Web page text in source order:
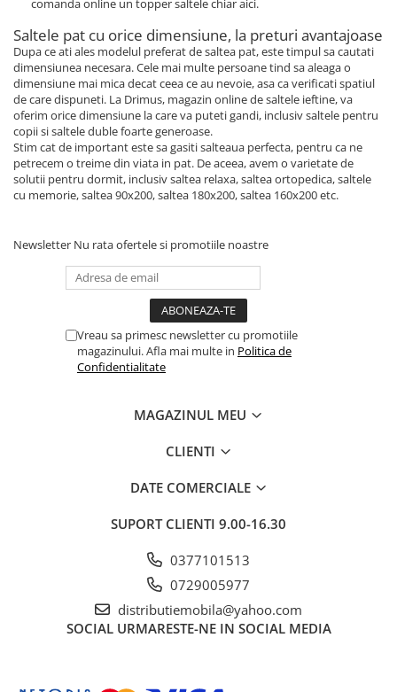
comanda online un topper saltele chiar aici.
Saltele pat cu orice dimensiune, la preturi avantajoase
Dupa ce ati ales modelul preferat de saltea pat, este timpul sa cautati
dimensiunea necesara. Cele mai multe persoane tind sa aleaga o
dimensiune mai mica decat ceea ce au nevoie, asa ca verificati spatiul
de care dispuneti. La Drimus, magazin online de saltele ieftine, va
oferim orice dimensiune la care va puteti gandi, inclusiv saltele pentru
copii si saltele duble foarte generoase.
Stim cat de important este sa gasiti salteaua perfecta, pentru ca ne
petrecem o treime din viata in pat. De aceea, avem o varietate de
solutii pentru dormit, inclusiv saltea relaxa, saltea ortopedica, saltele
cu memorie, saltea 90x200, saltea 180x200, saltea 160x200 etc.
Newsletter Nu rata ofertele si promotiile noastre
Vreau sa primesc newsletter cu promotiile
magazinului. Afla mai multe in Politica de
Confidentialitate
MAGAZINUL MEU
CLIENTI
DATE COMERCIALE
SUPORT CLIENTI 9.00-16.30
0377101513
0729005977
distributiemobila@yahoo.com
SOCIAL URMARESTE-NE IN SOCIAL MEDIA